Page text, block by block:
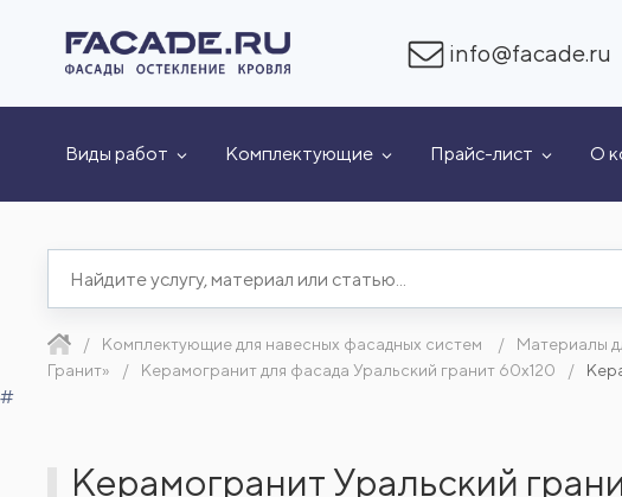
info@facade.ru
Виды работ Комплектующие Прайс-лист О
Комплектующие для навесных фасадных систем Материалы
Гранит»
Керамогранит для фасада Уральский гранит 60x120
#
Керамогранит Уральский